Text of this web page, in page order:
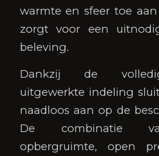
warmte en sfeer toe
zorgt voor een
beleving.
Dankzij de
uitgewerkte indeling
naadloos aan op de
De combinatie
opbergruimte, open